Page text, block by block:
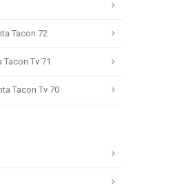
Tacon 72
Tv 71
Tacon Tv 70